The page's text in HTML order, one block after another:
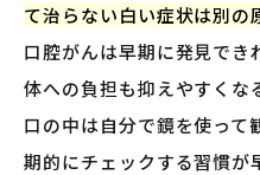
て治らない白い症状は別の
口腔がんは早期に発見でき
体への負担も抑えやすくな
口の中は自分で鏡を使って
期的にチェックする習慣が